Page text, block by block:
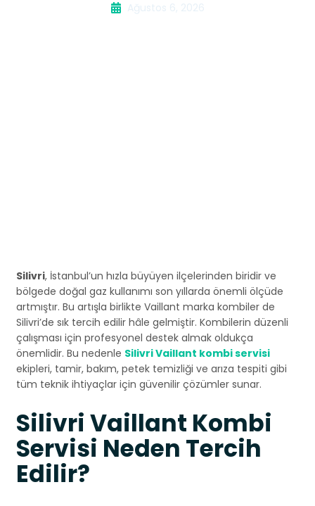
Ağustos 6, 2026
Silivri, İstanbul’un hızla büyüyen ilçelerinden biridir ve
bölgede doğal gaz kullanımı son yıllarda önemli ölçüde
artmıştır. Bu artışla birlikte Vaillant marka kombiler de
Silivri’de sık tercih edilir hâle gelmiştir. Kombilerin düzenli
çalışması için profesyonel destek almak oldukça
önemlidir. Bu nedenle Silivri Vaillant kombi servisi
ekipleri, tamir, bakım, petek temizliği ve arıza tespiti gibi
tüm teknik ihtiyaçlar için güvenilir çözümler sunar.
Silivri Vaillant Kombi
Servisi Neden Tercih
Edilir?